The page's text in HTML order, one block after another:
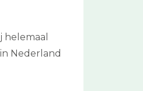
Nederland